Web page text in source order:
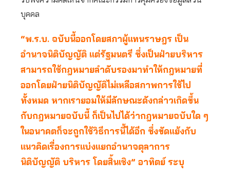
บุคคล
“พ.ร.บ. ฉบับนี้ออกโดยสภาผู้แทนราษฎร เป็น
อำนาจนิติบัญญัติ แต่รัฐมนตรี ซึ่งเป็นฝ่ายบริหาร
สามารถใช้กฎหมายลำดับรองมาทำให้กฎหมายที่
ออกโดยฝ่ายนิติบัญญัติไม่เหลือสภาพการใช้ไป
ทั้งหมด หากเรายอมให้มีลักษณะดังกล่าวเกิดขึ้น
กับกฎหมายฉบับนี้ ก็เป็นไปได้ว่ากฎหมายฉบับใด ๆ
ในอนาคตก็จะถูกใช้วิธีการนี้ได้อีก ซึ่งขัดแย้งกับ
แนวคิดเรื่องการแบ่งแยกอำนาจตุลาการ
นิติบัญญัติ บริหาร โดยสิ้นเชิง” อาทิตย์ ระบุ